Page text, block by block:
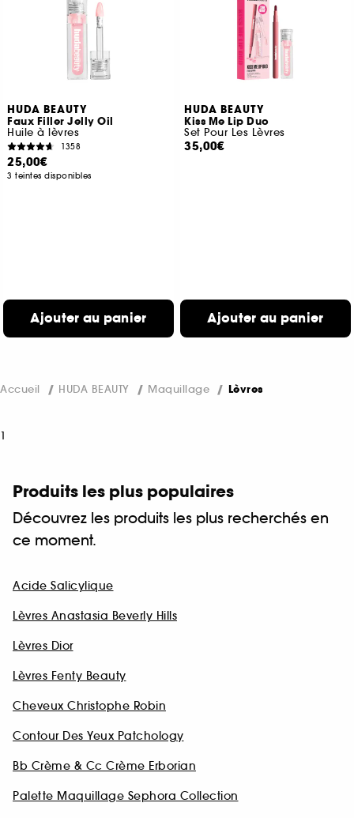
HUDA BEAUTY
Faux Filler Jelly Oil
Huile à lèvres
1358
25,00€
3 teintes disponibles
Ajouter au panier
HUDA BEAUTY
Kiss Me Lip Duo
Set Pour Les Lèvres
35,00€
Ajouter au panier
Accueil HUDA BEAUTY Maquillage Lèvres
1
Produits les plus populaires
Découvrez les produits les plus recherchés en
ce moment.
Acide Salicylique
Lèvres Anastasia Beverly Hills
Lèvres Dior
Lèvres Fenty Beauty
Cheveux Christophe Robin
Contour Des Yeux Patchology
Bb Crème & Cc Crème Erborian
Palette Maquillage Sephora Collection